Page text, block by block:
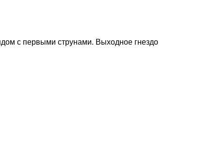
с первыми струнами. Выходное гнездо